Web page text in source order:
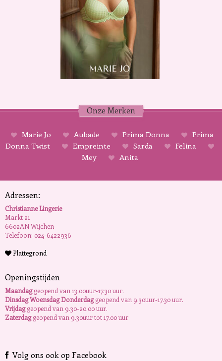
Onze Merken
Marie Jo Aubade Prima Donna
Prima
Donna Twist
Empreinte Sarda
Felina
Mey
Anita
Adressen:
Christianne Lingerie
Markt 21
6602AN Wijchen
Telefoon: 024-6422936
Plattegrond
Openingstijden
Maandaggeopend van 13.00uur-17.30 uur.
Dinsdag Woensdag Donderdaggeopend van 9.30uur-17.30 uur.
Vrijdaggeopend van 9.30-20.00 uur.
Zaterdaggeopend van 9.30uur tot 17.00 uur
Volg ons ook op Facebook